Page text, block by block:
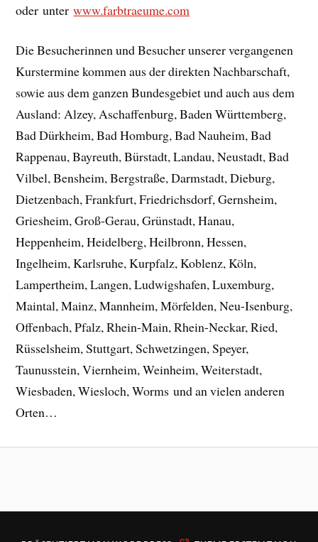
oder unterwww.farbtraeume.com
Die Besucherinnen und Besucher unserer vergangenen
Kurstermine kommen aus der direkten Nachbarschaft,
sowie aus dem ganzen Bundesgebiet und auch aus dem
Ausland: Alzey, Aschaffenburg, Baden Württemberg,
Bad Dürkheim, Bad Homburg, Bad Nauheim, Bad
Rappenau, Bayreuth, Bürstadt, Landau, Neustadt, Bad
Vilbel, Bensheim, Bergstraße, Darmstadt, Dieburg,
Dietzenbach, Frankfurt, Friedrichsdorf, Gernsheim,
Griesheim, Groß-Gerau, Grünstadt, Hanau,
Heppenheim, Heidelberg, Heilbronn, Hessen,
Ingelheim, Karlsruhe, Kurpfalz, Koblenz, Köln,
Lampertheim, Langen, Ludwigshafen, Luxemburg,
Maintal, Mainz, Mannheim, Mörfelden, Neu-Isenburg,
Offenbach, Pfalz, Rhein-Main, Rhein-Neckar, Ried,
Rüsselsheim, Stuttgart, Schwetzingen, Speyer,
Taunusstein, Viernheim, Weinheim, Weiterstadt,
Wiesbaden, Wiesloch, Worms und an vielen anderen
Orten…